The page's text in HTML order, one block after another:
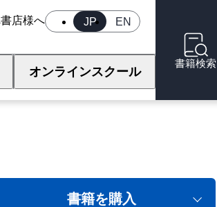
JP EN
書店様へ
オンラインスクール
書籍検索
ド型お掃除ロボを
書籍を購入